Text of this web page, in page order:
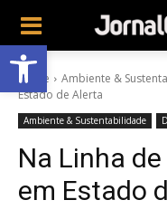
Abrir a barra de
Home Ambiente &
Estado de Alerta
Ambiente & Sustentabilidade
Na Linha
em Estado